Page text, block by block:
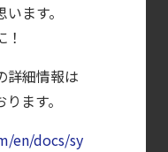
ます。
詳細情報は
ます。
en/docs/sy